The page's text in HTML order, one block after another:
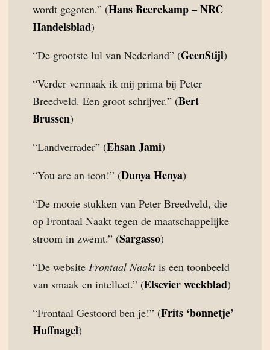
wordt gegoten.” (Hans Beerekamp – NRC
Handelsblad)
“De grootste lul van Nederland” (GeenStijl)
“Verder vermaak ik mij prima bij Peter
Breedveld. Een groot schrijver.” (Bert
Brussen)
“Landverrader” (Ehsan Jami)
“You are an icon!” (Dunya Henya)
“De mooie stukken van Peter Breedveld, die
op Frontaal Naakt tegen de maatschappelijke
stroom in zwemt.” (Sargasso)
“De website Frontaal Naaktis een toonbeeld
van smaak en intellect.” (Elsevier weekblad)
“Frontaal Gestoord ben je!” (Frits ‘bonnetje’
Huffnagel)